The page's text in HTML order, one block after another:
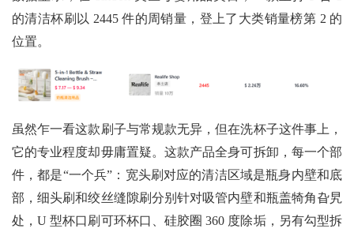
的清洁杯刷以 2445 件的周销量，登上了大类销量榜第 2 的
位置。
虽然乍一看这款刷子与常规款无异，但在洗杯子这件事上，
它的专业程度却毋庸置疑。这款产品全身可拆卸，每一个部
件，都是“一个兵”：宽头刷对应的清洁区域是瓶身内壁和底
部，细头刷和绞丝缝隙刷分别针对吸管内壁和瓶盖犄角旮旯
处，U 型杯口刷可环杯口、硅胶圈 360 度除垢，另有勾型拆